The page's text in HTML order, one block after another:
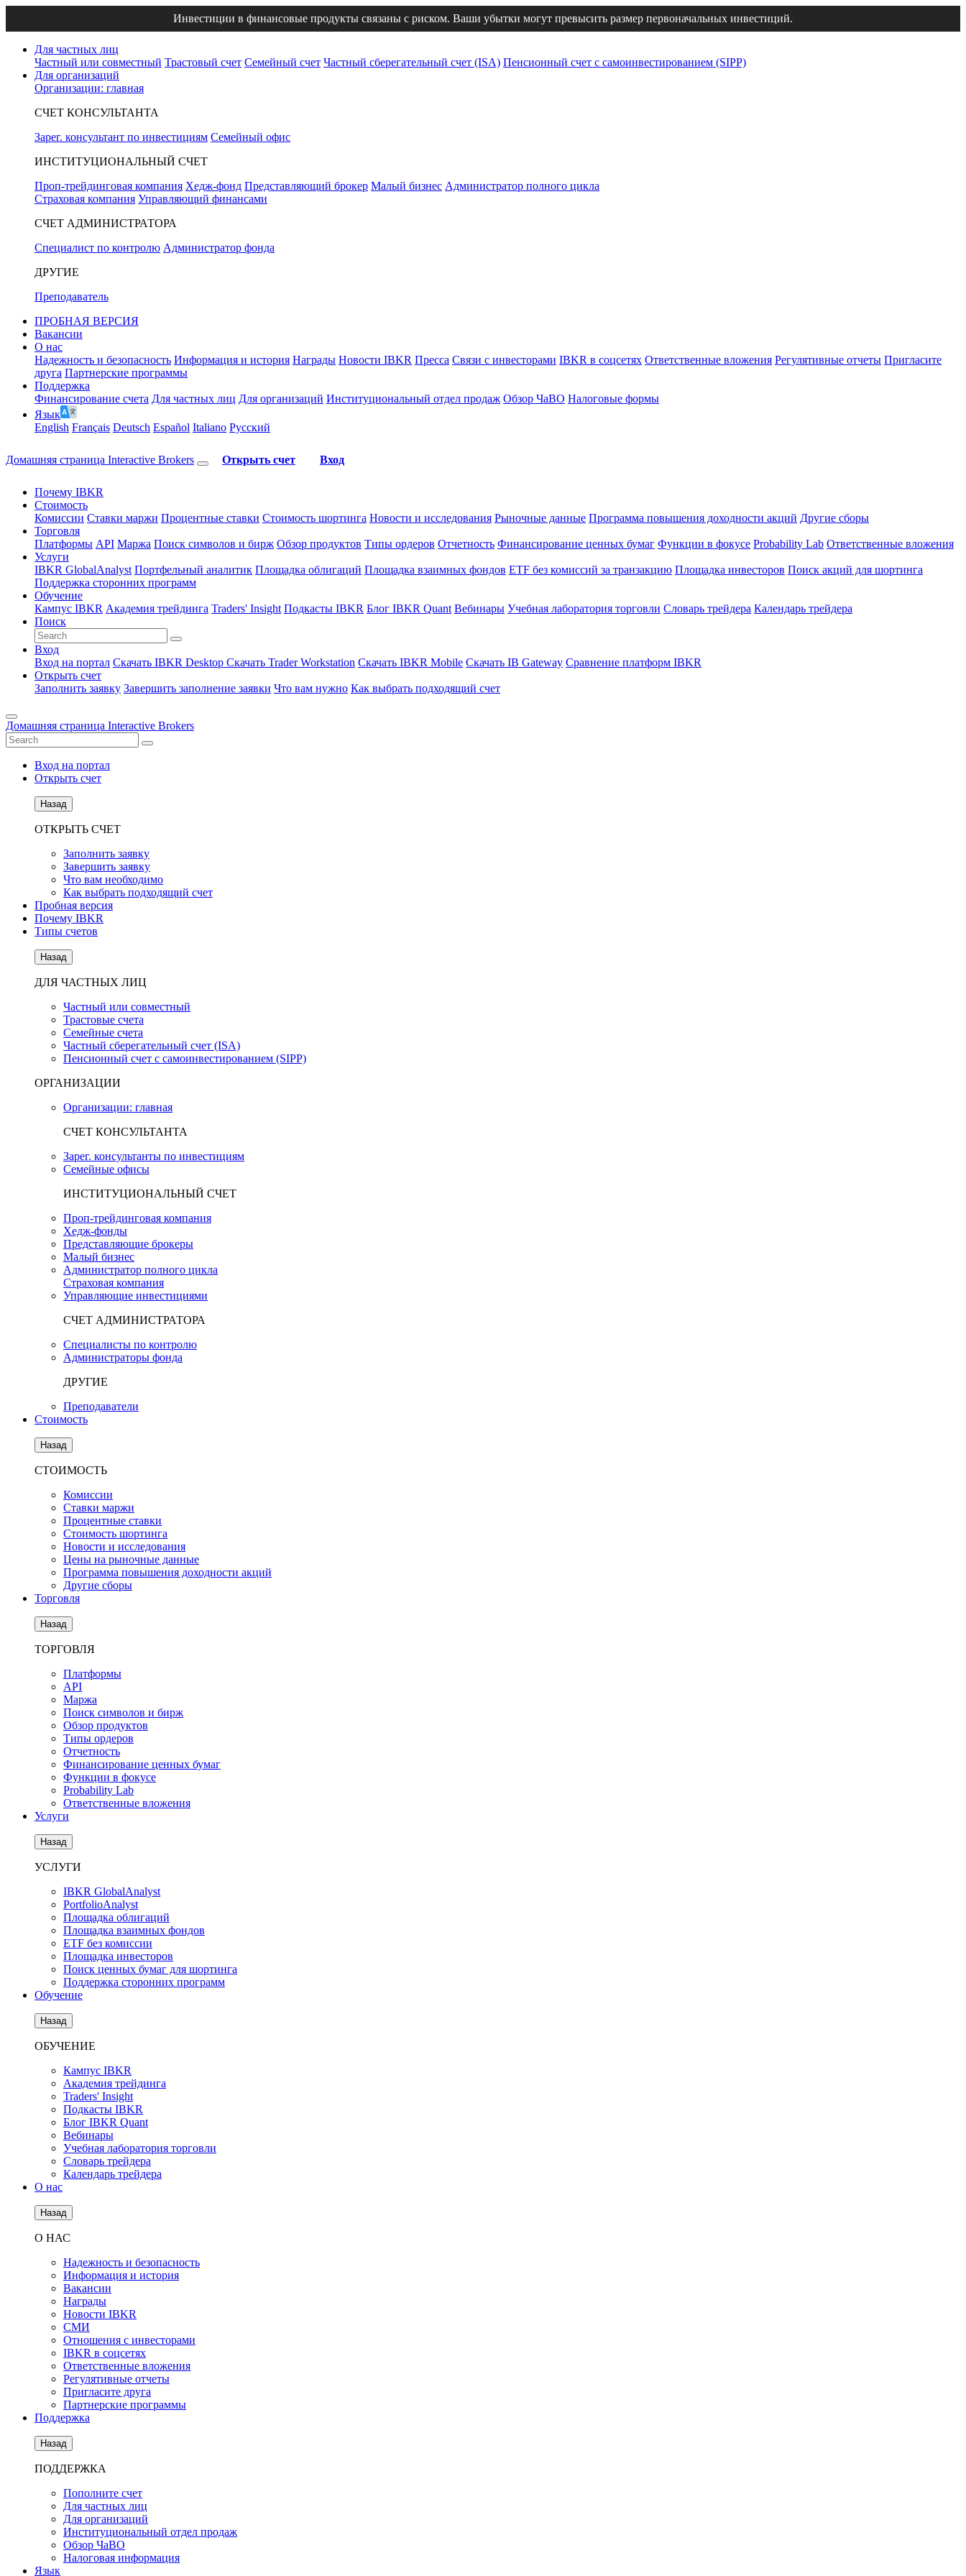
Инвестиции в финансовые продукты связаны с риском. Ваши убытки могут превысить размер первоначальных инвестиций.
Для частных лиц
Частный или совместный Трастовый счет Семейный счет Частный сберегательный счет (ISA) Пенсионный счет с самоинвестированием (SIPP)
Для организаций
Организации: главная
СЧЕТ КОНСУЛЬТАНТА
Зарег. консультант по инвестициям Семейный офис
ИНСТИТУЦИОНАЛЬНЫЙ СЧЕТ
Проп-трейдинговая компания Хедж-фонд Представляющий брокер Малый бизнес Администратор полного цикла
Страховая компания Управляющий финансами
СЧЕТ АДМИНИСТРАТОРА
Специалист по контролю Администратор фонда
ДРУГИЕ
Преподаватель
ПРОБНАЯ ВЕРСИЯ
Вакансии
О нас
Надежность и безопасность Информация и история Награды Новости IBKR Пресса Связи с инвесторами IBKR в соцсетях Ответственные вложения Регулятивные отчеты Пригласите
друга Партнерские программы
Поддержка
Финансирование счета Для частных лиц Для организаций Институциональный отдел продаж Обзор ЧаВО Налоговые формы
Язык
English Français Deutsch Español Italiano Pусский
Домашняя страница Interactive Brokers Открыть счет Вход
Почему IBKR
Стоимость
Комиссии Ставки маржи Процентные ставки Стоимость шортинга Новости и исследования Рыночные данные Программа повышения доходности акций Другие сборы
Торговля
Платформы API Маржа Поиск символов и бирж Обзор продуктов Типы ордеров Отчетность Финансирование ценных бумаг Функции в фокусе Probability Lab Ответственные вложения
Услуги
IBKR GlobalAnalyst Портфельный аналитик Площадка облигаций Площадка взаимных фондов ETF без комиссий за транзакцию Площадка инвесторов Поиск акций для шортинга
Поддержка сторонних программ
Обучение
Кампус IBKR Академия трейдинга Traders' Insight Подкасты IBKR Блог IBKR Quant Вебинары Учебная лаборатория торговли Словарь трейдера Календарь трейдера
Поиск
Вход
Вход на портал Скачать IBKR Desktop Скачать Trader Workstation Скачать IBKR Mobile Скачать IB Gateway Сравнение платформ IBKR
Открыть счет
Заполнить заявку Завершить заполнение заявки Что вам нужно Как выбрать подходящий счет
Домашняя страница Interactive Brokers
Вход на портал
Открыть счет
Назад
ОТКРЫТЬ СЧЕТ
Заполнить заявку
Завершить заявку
Что вам необходимо
Как выбрать подходящий счет
Пробная версия
Почему IBKR
Типы счетов
Назад
ДЛЯ ЧАСТНЫХ ЛИЦ
Частный или совместный
Трастовые счета
Семейные счета
Частный сберегательный счет (ISA)
Пенсионный счет с самоинвестированием (SIPP)
ОРГАНИЗАЦИИ
Организации: главная
СЧЕТ КОНСУЛЬТАНТА
Зарег. консультанты по инвестициям
Семейные офисы
ИНСТИТУЦИОНАЛЬНЫЙ СЧЕТ
Проп-трейдинговая компания
Хедж-фонды
Представляющие брокеры
Малый бизнес
Администратор полного цикла
Страховая компания
Управляющие инвестициями
СЧЕТ АДМИНИСТРАТОРА
Специалисты по контролю
Администраторы фонда
ДРУГИЕ
Преподаватели
Стоимость
Назад
СТОИМОСТЬ
Комиссии
Ставки маржи
Процентные ставки
Стоимость шортинга
Новости и исследования
Цены на рыночные данные
Программа повышения доходности акций
Другие сборы
Торговля
Назад
ТОРГОВЛЯ
Платформы
API
Маржа
Поиск символов и бирж
Обзор продуктов
Типы ордеров
Отчетность
Финансирование ценных бумаг
Функции в фокусе
Probability Lab
Ответственные вложения
Услуги
Назад
УСЛУГИ
IBKR GlobalAnalyst
PortfolioAnalyst
Площадка облигаций
Площадка взаимных фондов
ETF без комиссии
Площадка инвесторов
Поиск ценных бумаг для шортинга
Поддержка сторонних программ
Обучение
Назад
ОБУЧЕНИЕ
Кампус IBKR
Академия трейдинга
Traders' Insight
Подкасты IBKR
Блог IBKR Quant
Вебинары
Учебная лаборатория торговли
Словарь трейдера
Календарь трейдера
О нас
Назад
О НАС
Надежность и безопасность
Информация и история
Вакансии
Награды
Новости IBKR
СМИ
Отношения с инвесторами
IBKR в соцсетях
Ответственные вложения
Регулятивные отчеты
Пригласите друга
Партнерские программы
Поддержка
Назад
ПОДДЕРЖКА
Пополните счет
Для частных лиц
Для организаций
Институциональный отдел продаж
Обзор ЧаВО
Налоговая информация
Язык